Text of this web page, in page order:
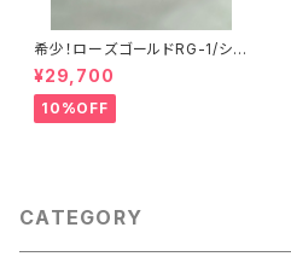
希少！ローズゴールドRG-1/シエ
ラ産アンダラクリスタル
¥29,700
10%OFF
CATEGORY